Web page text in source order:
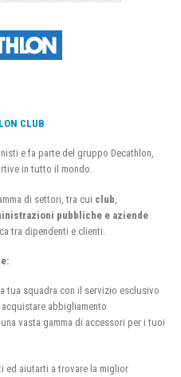
CLUB
e fa parte del gruppo Decathlon,
in tutto il mondo.
di settori, tra cui club
pubbliche e aziende
tra dipendenti e clienti.
tua squadra con il servizio esclusivo
abbigliamento
vasta gamma di accessori per i tuoi
ed aiutarti a trovare la miglior